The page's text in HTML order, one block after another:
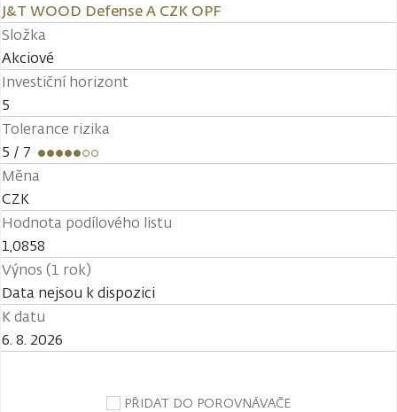
J&T WOOD Defense A CZK OPF
Složka
Akciové
Investiční horizont
5
Tolerance rizika
5 / 7
Měna
CZK
Hodnota podílového listu
1,0858
Výnos (1 rok)
Data nejsou k dispozici
K datu
6. 8. 2026
PŘIDAT DO POROVNÁVAČE